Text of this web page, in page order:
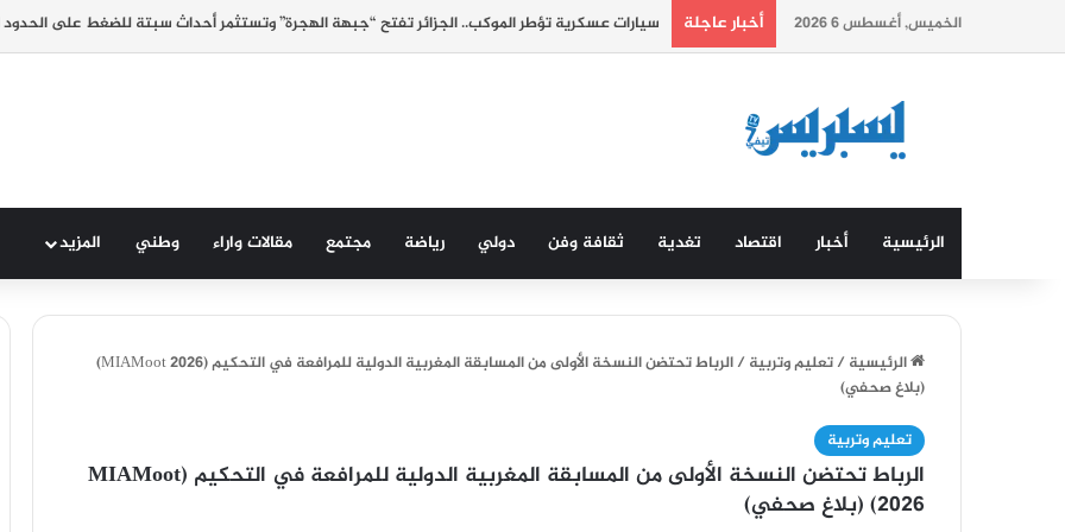
الخميس, أغسطس 6 2026 أخبار عاجلة سيارات عسكرية تؤطر الموكب.. الجزائر تفتح “جبهة الهجرة” وتستثمر أحداث سبتة للضغط على
الرئيسية أخبار اقتصاد تغدية ثقافة وفن دولي رياضة مجتمع مقالات واراء وطني المزيد
الرئيسية/تعليم وتربية/
الرباط تحتضن النسخة الأولى من المسابقة المغربية الدولية للمرافعة في التحكيم (MIAMoot 2026)
(بلاغ صحفي)
تعليم وتربية
الرباط تحتضن النسخة الأولى من المسابقة المغربية الدولية للمرافعة في التحكيم (MIAMoot
2026) (بلاغ صحفي)